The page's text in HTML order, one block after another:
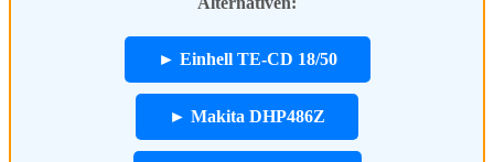
► Einhell TE-CD 18/50
► Makita DHP486Z